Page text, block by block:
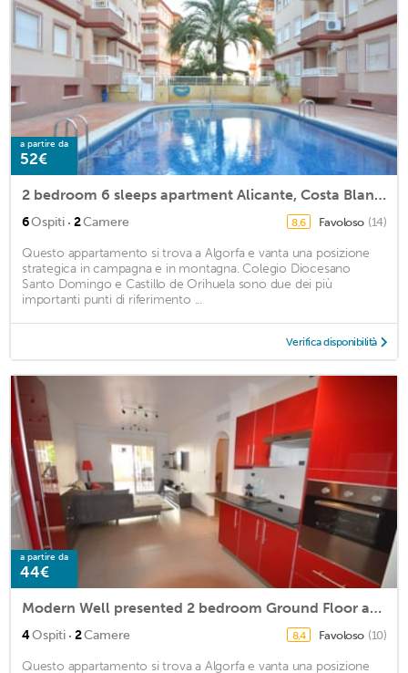
a partire da
52€
2 bedroom 6 sleeps apartment Alicante, Costa Blanca, Spain, Swimming Pool, TV43"
6Ospiti · 2Camere 8,6 Favoloso (14)
Questo appartamento si trova a Algorfa e vanta una posizione
strategica in campagna e in montagna. Colegio Diocesano
Santo Domingo e Castillo de Orihuela sono due dei più
importanti punti di riferimento ...
Verifica disponibilità
a partire da
44€
Modern Well presented 2 bedroom Ground Floor apartment in Algorfa Village.
4Ospiti · 2Camere 8,4 Favoloso (10)
Questo appartamento si trova a Algorfa e vanta una posizione